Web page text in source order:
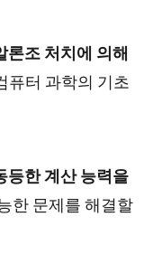
론조 처치에 의해
퓨터 과학의 기초
등한 계산 능력을
한 문제를 해결할